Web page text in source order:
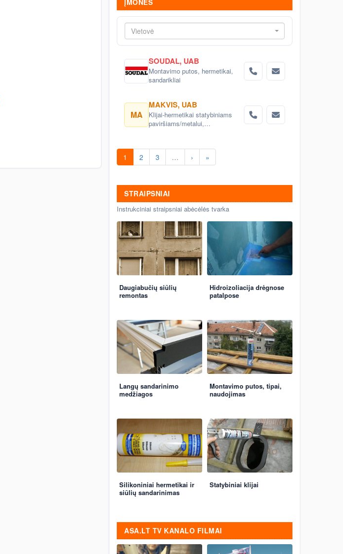
ĮMONĖS
Vietovė
SOUDAL, UAB
Montavimo putos, hermetikai,
sandarikliai
MA
MAKVIS, UAB
Klijai-hermetikai statybiniams
paviršiams/metalui,
1 2 3 … › »
STRAIPSNIAI
Instrukciniai straipsniai abėcėlės tvarka
Daugiabučių siūlių
remontas
Hidroizoliacija drėgnose
patalpose
Langų sandarinimo
medžiagos
Montavimo putos, tipai,
naudojimas
Silikoniniai hermetikai ir
siūlių sandarinimas
Statybiniai klijai
ASA.LT TV KANALO FILMAI